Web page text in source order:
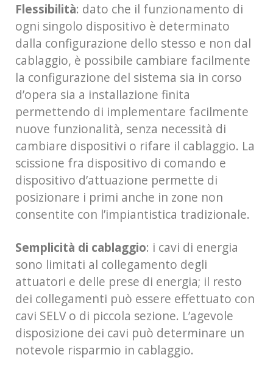
Flessibilità: dato che il funzionamento di
ogni singolo dispositivo è determinato
dalla configurazione dello stesso e non dal
cablaggio, è possibile cambiare facilmente
la configurazione del sistema sia in corso
d’opera sia a installazione finita
permettendo di implementare facilmente
nuove funzionalità, senza necessità di
cambiare dispositivi o rifare il cablaggio. La
scissione fra dispositivo di comando e
dispositivo d’attuazione permette di
posizionare i primi anche in zone non
consentite con l’impiantistica tradizionale.
Semplicità di cablaggio: i cavi di energia
sono limitati al collegamento degli
attuatori e delle prese di energia; il resto
dei collegamenti può essere effettuato con
cavi SELV o di piccola sezione. L’agevole
disposizione dei cavi può determinare un
notevole risparmio in cablaggio.